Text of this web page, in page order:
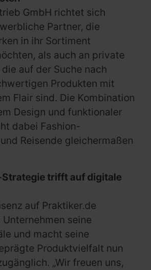
GmbH richtet sich
Partner, die
in ihr Sortiment
als auch an private
auf der Suche nach
Produkten mit
Flair sind. Die Kombination
Design und funktionaler
dabei Fashion-
Reisende gleichermaßen
trifft auf digitale
auf Praktiker.de
seine
und macht seine
Produktvielfalt nun
„Wir freuen uns,